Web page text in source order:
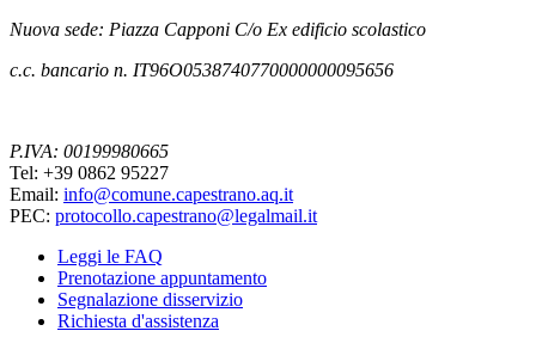
Nuova sede: Piazza Capponi C/o Ex edificio scolastico
c.c. bancario n. IT96O0538740770000000095656
P.IVA: 00199980665
Tel: +39 0862 95227
Email: info@comune.capestrano.aq.it
PEC: protocollo.capestrano@legalmail.it
Leggi le FAQ
Prenotazione appuntamento
Segnalazione disservizio
Richiesta d'assistenza